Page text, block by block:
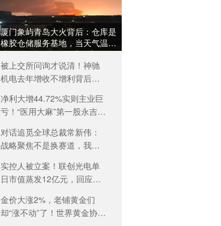
厦门象屿青岛大火背后：仓库是
橡胶仓储服务基地，当天气温未
达预警，集团5月刚进行安全管
理培训
被上交所问询才说清！神驰
机电去年增收不增利背后：
减
净利大增44.72%实则主业巨
亏！“医用大麻”第一股永吉股
收益“保盈”
对话追觅全球总裁常新伟：
战略聚焦不是换赛道，我们
实控人被立案！联创光电单
日市值蒸发12亿元，回应称
金价大涨2%，老铺黄金们
却“涨不动”了！世界黄金协